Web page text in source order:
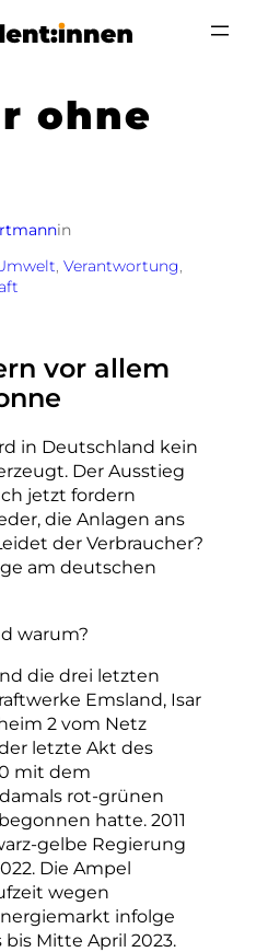
ohne
in
, Verantwortung
vor allem
in Deutschland kein
Der Ausstieg
jetzt fordern
die Anlagen ans
der Verbraucher?
am deutschen
warum?
die drei letzten
Emsland, Isar
2 vom Netz
letzte Akt des
mit dem
rot-grünen
hatte. 2011
gelbe Regierung
Die Ampel
wegen
infolge
Mitte April 2023.